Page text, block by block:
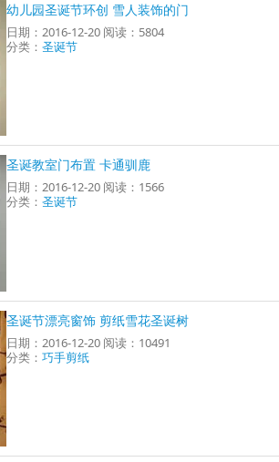
幼儿园圣诞节环创 雪人装饰的门
日期：2016-12-20 阅读：5804
分类：圣诞节
圣诞教室门布置 卡通驯鹿
日期：2016-12-20 阅读：1566
分类：圣诞节
圣诞节漂亮窗饰 剪纸雪花圣诞树
日期：2016-12-20 阅读：10491
分类：巧手剪纸